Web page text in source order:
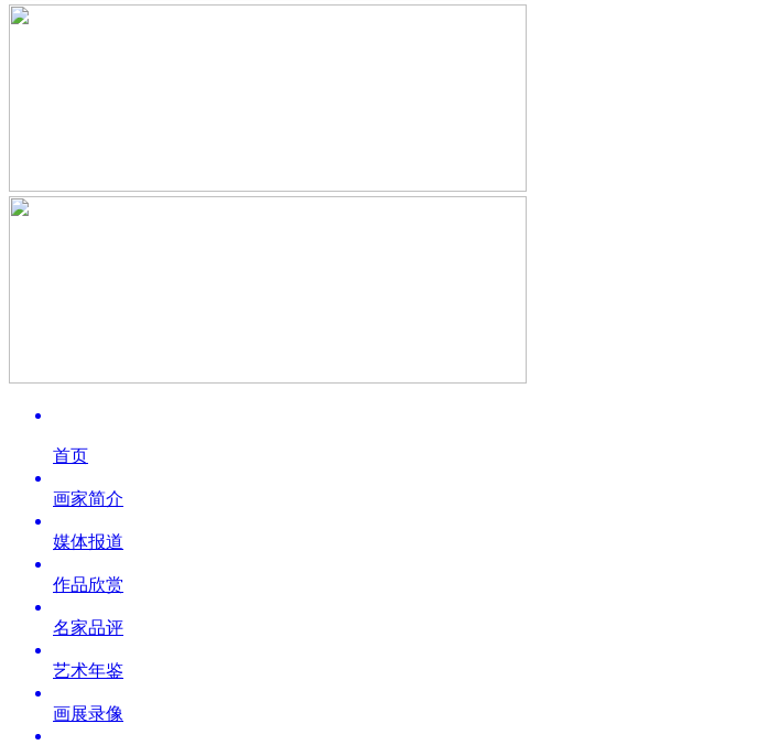
首页
画家简介
媒体报道
作品欣赏
名家品评
艺术年鉴
画展录像